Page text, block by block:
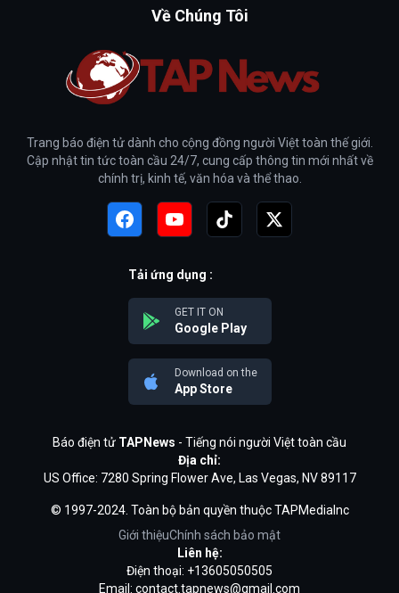
Về Chúng Tôi
Trang báo điện tử dành cho cộng đồng người Việt toàn thế giới.
Cập nhật tin tức toàn cầu 24/7, cung cấp thông tin mới nhất về
chính trị, kinh tế, văn hóa và thể thao.
Tải ứng dụng :
GET IT ON
Google Play
Download on the
App Store
Báo điện tử TAPNews - Tiếng nói người Việt toàn cầu
Địa chỉ:
US Office: 7280 Spring Flower Ave, Las Vegas, NV 89117
© 1997-2024. Toàn bộ bản quyền thuộc TAPMediaInc
Giới thiệuChính sách bảo mật
Liên hệ:
Điện thoại: +13605050505
Email: contact.tapnews@gmail.com